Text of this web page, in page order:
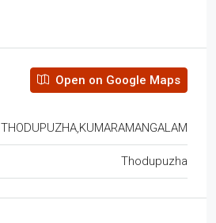
Open on Google Maps
THODUPUZHA,KUMARAMANGALAM
Thodupuzha